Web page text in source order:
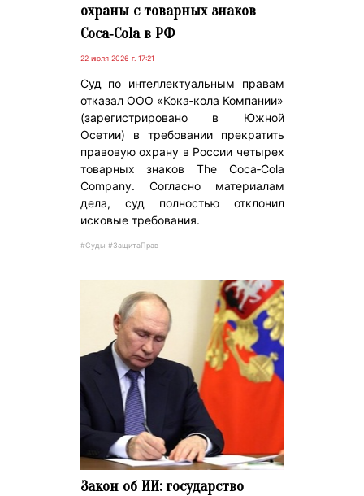
охраны с товарных знаков
Coca‑Cola в РФ
22 июля 2026 г. 17:21
Суд по интеллектуальным правам
отказал ООО «Кока‑кола Компании»
(зарегистрировано в Южной
Осетии) в требовании прекратить
правовую охрану в России четырех
товарных знаков The Coca‑Cola
Company. Согласно материалам
дела, суд полностью отклонил
исковые требования.
#Суды #ЗащитаПрав
Закон об ИИ: государство